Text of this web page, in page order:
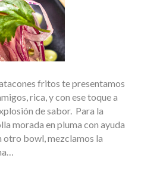
fritos te presentamos
rica, y con ese toque a
de sabor. Para la
morada en pluma con ayuda
otro bowl, mezclamos la